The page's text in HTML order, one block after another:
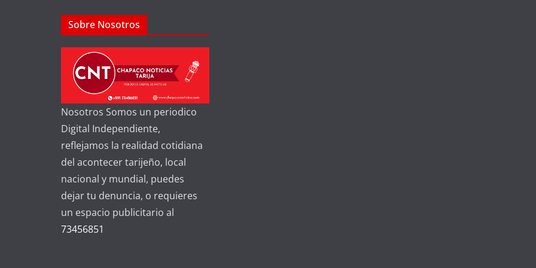
Sobre Nosotros
Nosotros Somos un periodico
Digital Independiente,
reflejamos la realidad cotidiana
del acontecer tarijeño, local
nacional y mundial, puedes
dejar tu denuncia, o requieres
un espacio publicitario al
73456851